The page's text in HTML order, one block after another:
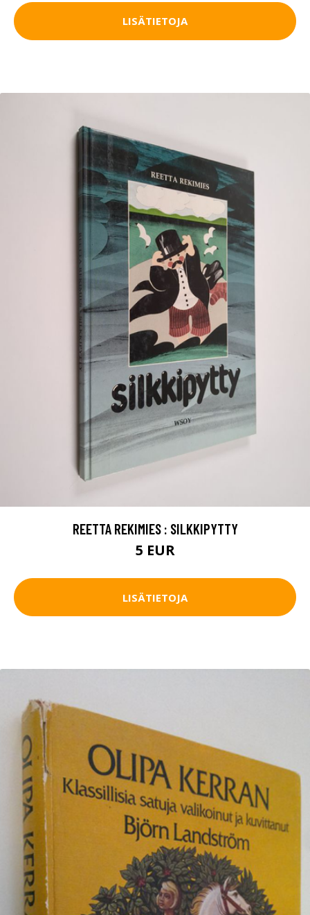
LISÄTIETOJA
REETTA REKIMIES : SILKKIPYTTY
5 EUR
LISÄTIETOJA